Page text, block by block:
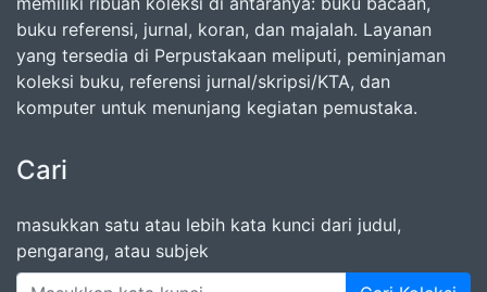
buku referensi, jurnal, koran, dan majalah. Layanan
yang tersedia di Perpustakaan meliputi, peminjaman
koleksi buku, referensi jurnal/skripsi/KTA, dan
komputer untuk menunjang kegiatan pemustaka.
Cari
masukkan satu atau lebih kata kunci dari judul,
pengarang, atau subjek